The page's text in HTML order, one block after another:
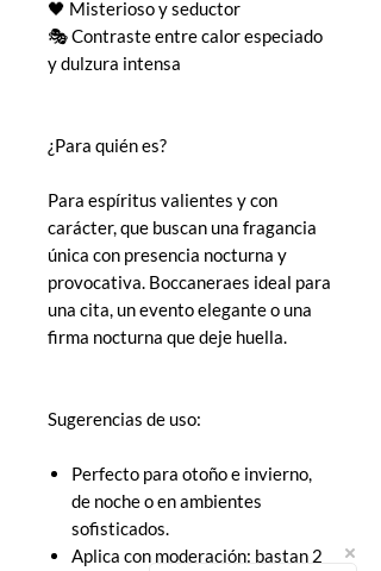
🖤 Misterioso y seductor
🎭 Contraste entre calor especiado
y dulzura intensa
¿Para quién es?
Para espíritus valientes y con
carácter, que buscan una fragancia
única con presencia nocturna y
provocativa. Boccaneraes ideal para
una cita, un evento elegante o una
firma nocturna que deje huella.
Sugerencias de uso:
Perfecto para otoño e invierno,
de noche o en ambientes
sofisticados.
Aplica con moderación: bastan 2